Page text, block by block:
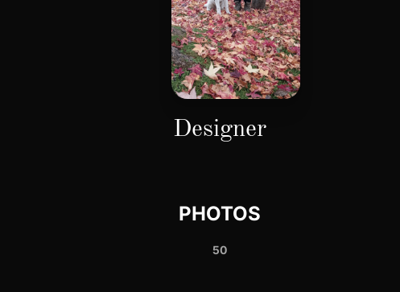
Designer
PHOTOS
50